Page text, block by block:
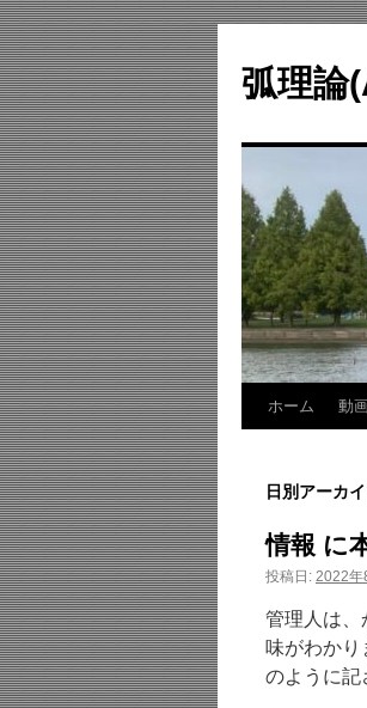
テ
ン
へ
キ
ッ
プ
弧理論
ホーム 動
日別アーカ
情報 に
投稿日: 2022年
管理人は、
味がわか
のように